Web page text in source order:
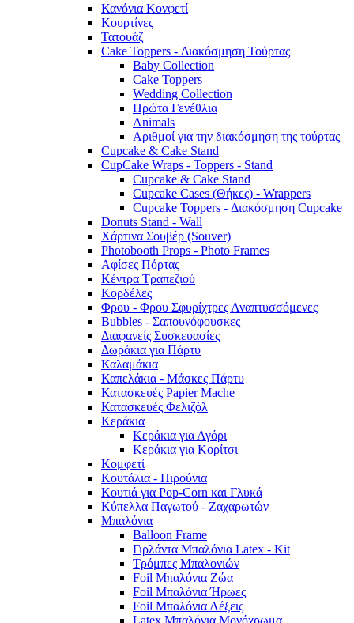
Κανόνια Κονφετί
Κουρτίνες
Τατουάζ
Cake Toppers - Διακόσμηση Τούρτας
Baby Collection
Cake Toppers
Wedding Collection
Πρώτα Γενέθλια
Animals
Αριθμοί για την διακόσμηση της τούρτας
Cupcake & Cake Stand
CupCake Wraps - Toppers - Stand
Cupcake & Cake Stand
Cupcake Cases (Θήκες) - Wrappers
Cupcake Toppers - Διακόσμηση Cupcake
Donuts Stand - Wall
Χάρτινα Σουβέρ (Souver)
Photobooth Props - Photo Frames
Αφίσες Πόρτας
Κέντρα Τραπεζιού
Κορδέλες
Φρου - Φρου Σφυρίχτρες Αναπτυσσόμενες
Bubbles - Σαπουνόφουσκες
Διαφανείς Συσκευασίες
Δωράκια για Πάρτυ
Καλαμάκια
Καπελάκια - Μάσκες Πάρτυ
Κατασκευές Papier Mache
Κατασκευές Φελιζόλ
Κεράκια
Κεράκια για Αγόρι
Κεράκια για Κορίτσι
Κομφετί
Κουτάλια - Πιρούνια
Κουτιά για Pop-Corn και Γλυκά
Κύπελλα Παγωτού - Ζαχαρωτών
Μπαλόνια
Balloon Frame
Γιρλάντα Μπαλόνια Latex - Kit
Τρόμπες Μπαλονιών
Foil Μπαλόνια Ζώα
Foil Μπαλόνια Ήρωες
Foil Μπαλόνια Λέξεις